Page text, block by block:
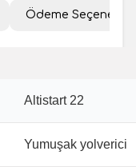
Ödeme
Altistart 22
Yumuşak yolverici